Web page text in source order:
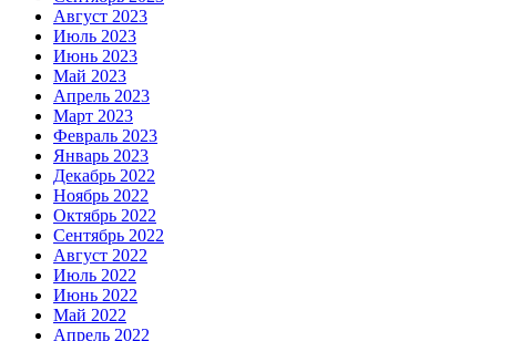
Август 2023
Июль 2023
Июнь 2023
Май 2023
Апрель 2023
Март 2023
Февраль 2023
Январь 2023
Декабрь 2022
Ноябрь 2022
Октябрь 2022
Сентябрь 2022
Август 2022
Июль 2022
Июнь 2022
Май 2022
Апрель 2022